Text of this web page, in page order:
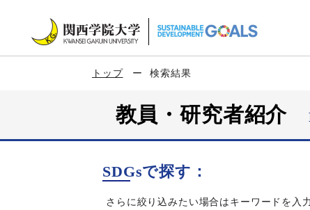
トップ 検索結果
教員・研究者紹介
SDGsで探す：
さらに絞り込みたい場合はキーワードを入